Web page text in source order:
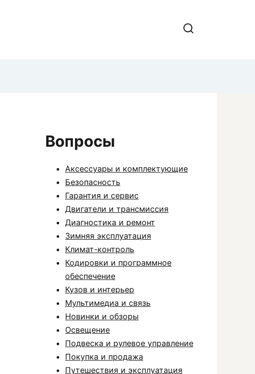
Вопросы
Аксессуары и комплектующие
Безопасность
Гарантия и сервис
Двигатели и трансмиссия
Диагностика и ремонт
Зимняя эксплуатация
Климат-контроль
Кодировки и программное
обеспечение
Кузов и интерьер
Мультимедиа и связь
Новинки и обзоры
Освещение
Подвеска и рулевое управление
Покупка и продажа
Путешествия и эксплуатация